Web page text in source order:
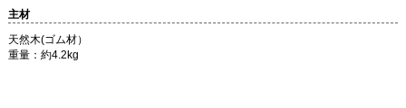
主材
天然木(ゴム材）
重量：約4.2kg